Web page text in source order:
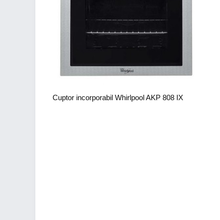
Cuptor incorporabil Whirlpool AKP 808 IX